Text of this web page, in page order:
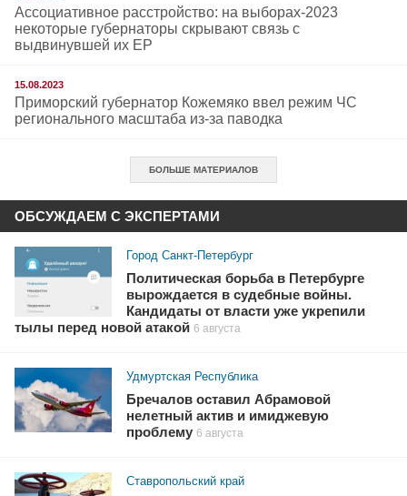
Ассоциативное расстройство: на выборах-2023
некоторые губернаторы скрывают связь с
выдвинувшей их ЕР
15.08.2023
Приморский губернатор Кожемяко ввел режим ЧС
регионального масштаба из-за паводка
БОЛЬШЕ МАТЕРИАЛОВ
ОБСУЖДАЕМ С ЭКСПЕРТАМИ
Город Санкт-Петербург
Политическая борьба в Петербурге
вырождается в судебные войны.
Кандидаты от власти уже укрепили
тылы перед новой атакой 6 августа
Удмуртская Республика
Бречалов оставил Абрамовой
нелетный актив и имиджевую
проблему 6 августа
Ставропольский край